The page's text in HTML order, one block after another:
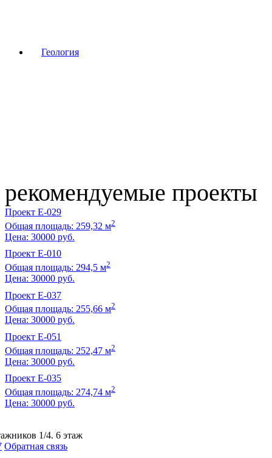
Геология
рекомендуемые проекты
Проект E-029
Общая площадь: 259,32 м2
Цена: 30000 руб.
Проект E-010
Общая площадь: 294,5 м2
Цена: 30000 руб.
Проект E-037
Общая площадь: 255,66 м2
Цена: 30000 руб.
Проект E-051
Общая площадь: 252,47 м2
Цена: 30000 руб.
Проект E-035
Общая площадь: 274,74 м2
Цена: 30000 руб.
1/4. 6 этаж
Обратная связь